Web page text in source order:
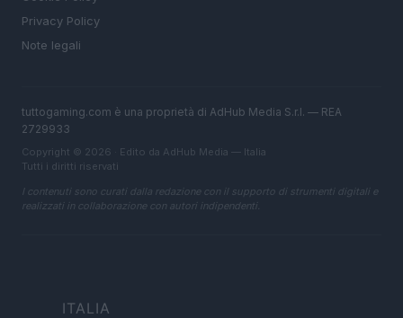
Privacy Policy
Note legali
tuttogaming.com è una proprietà di AdHub Media S.r.l. — REA
2729933
Copyright © 2026 · Edito da AdHub Media — Italia
Tutti i diritti riservati
I contenuti sono curati dalla redazione con il supporto di strumenti digitali e
realizzati in collaborazione con autori indipendenti.
ITALIA